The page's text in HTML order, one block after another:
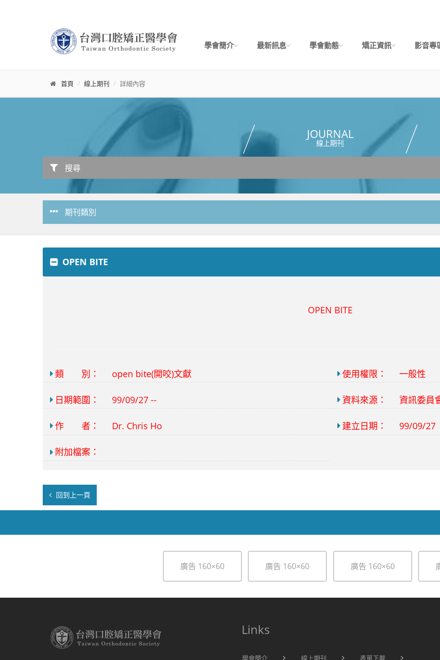
學會簡介 最新訊息 學會動態 矯正資訊 影音專
首頁 線上期刊 詳細內容
JOURNAL
線上期刊
搜尋
期刊類別
OPEN BITE
OPEN BITE
類 別： open bite(開咬)文獻 使用權限： 一般性
日期範圍： 99/09/27 -- 資料來源： 資訊委員
作 者： Dr. Chris Ho 建立日期： 99/09/27
附加檔案：
回到上一頁
廣告 160×60 廣告 160×60 廣告 160×60
Links
學會簡介 線上期刊 表單下載